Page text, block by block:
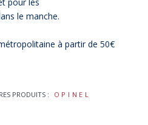
le manche.
à partir de 50€
PRODUITS : OPINEL